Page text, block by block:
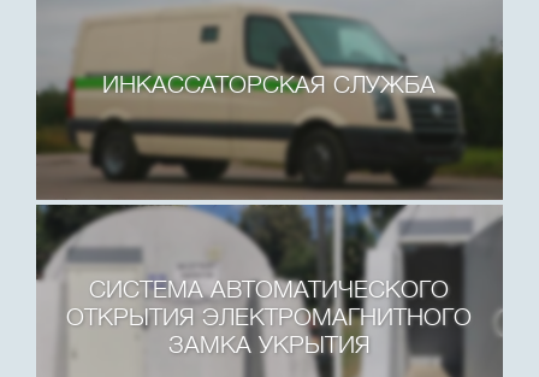
ИНКАССАТОРСКАЯ СЛУЖБА
СИСТЕМА АВТОМАТИЧЕСКОГО
ОТКРЫТИЯ ЭЛЕКТРОМАГНИТНОГО
ЗАМКА УКРЫТИЯ